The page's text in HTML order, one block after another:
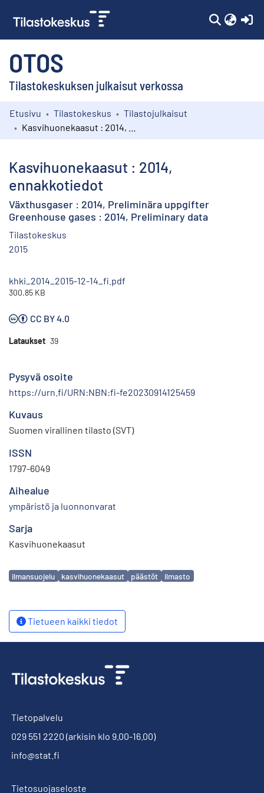
OTOS
Tilastokeskuksen julkaisut verkossa
Kokoelmat
Etusivu Tilastokeskus
Tilastojulkaisut
Kasvihuonekaasut : 2014,
ennakkotiedot
Växthusgaser : 2014, Preliminära uppgifter
Greenhouse gases : 2014, Preliminary data
Tilastokeskus
2015
khki_2014_2015-12-14_fi.pdf
300.85 KB
CC BY 4.0
Lataukset 39
Pysyvä osoite
https://urn.fi/URN:NBN:fi-fe20230914125459
Kuvaus
Suomen virallinen tilasto (SVT)
ISSN
1797-6049
Aihealue
ympäristö ja luonnonvarat
Sarja
Kasvihuonekaasut
Avainsanat
ilmansuojelu kasvihuonekaasut päästöt ilmasto
Tietueen kaikki tiedot
Tietopalvelu
029 551 2220 (arkisin klo 9.00-16.00)
info@stat.fi
Tietosuojaseloste